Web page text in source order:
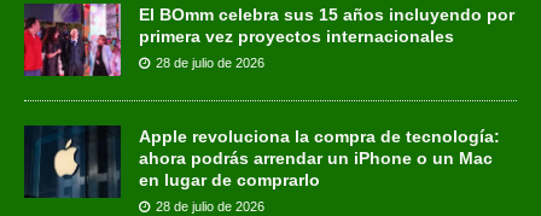
El BOmm celebra sus 15 años incluyendo por
primera vez proyectos internacionales
28 de julio de 2026
Apple revoluciona la compra de tecnología:
ahora podrás arrendar un iPhone o un Mac
en lugar de comprarlo
28 de julio de 2026